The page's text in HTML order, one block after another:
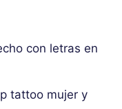
con letras en
tattoo mujer y